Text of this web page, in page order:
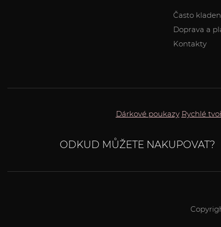
Často
Doprava a
Kontakty
Dárkové poukazy Rychlé
ODKUD MŮŽETE NAKUPOVAT?